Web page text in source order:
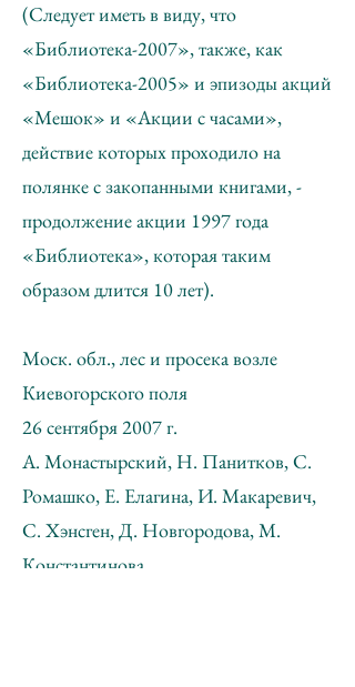
(Следует иметь в виду, что
«Библиотека-2007», также, как
«Библиотека-2005» и эпизоды акций
«Мешок» и «Акции с часами»,
действие которых проходило на
полянке с закопанными книгами, -
продолжение акции 1997 года
«Библиотека», которая таким
образом длится 10 лет).
Моск. обл., лес и просека возле
Киевогорского поля
26 сентября 2007 г.
А. Монастырский, Н. Панитков, С.
Ромашко, Е. Елагина, И. Макаревич,
С. Хэнсген, Д. Новгородова, М.
Константинова.